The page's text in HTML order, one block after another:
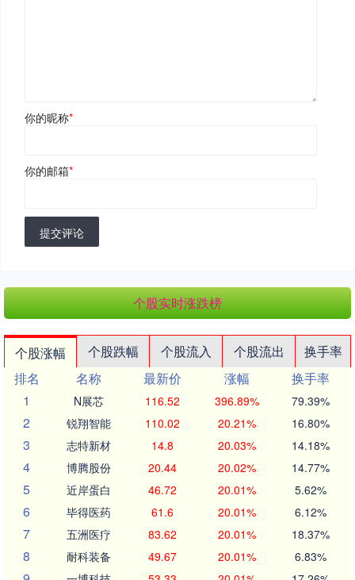
你的昵称*
你的邮箱*
提交评论
个股实时涨跌榜
个股涨幅 个股跌幅 个股流入 个股流出
换手率
排名
名称 最新价 涨幅
换手率
1
N展芯 116.52 396.89% 79.39%
2 锐翔智能 110.02 20.21% 16.80%
3 志特新材 14.8 20.03% 14.18%
4 博腾股份 20.44 20.02% 14.77%
5 近岸蛋白 46.72 20.01% 5.62%
6 毕得医药 61.6 20.01% 6.12%
7 五洲医疗 83.62 20.01% 18.37%
8 耐科装备 49.67 20.01% 6.83%